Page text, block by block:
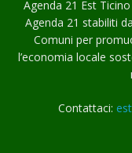
Agenda 21 Est
Agenda 21 stabiliti
Comuni per
l’economia locale
Contattaci: